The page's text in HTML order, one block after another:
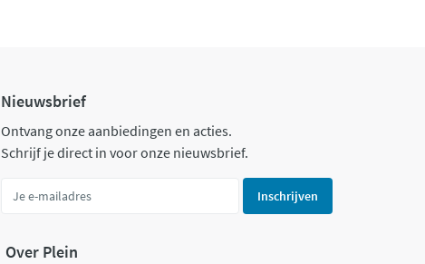
Nieuwsbrief
Ontvang onze aanbiedingen en acties.
Schrijf je direct in voor onze nieuwsbrief.
Inschrijven
Over Plein